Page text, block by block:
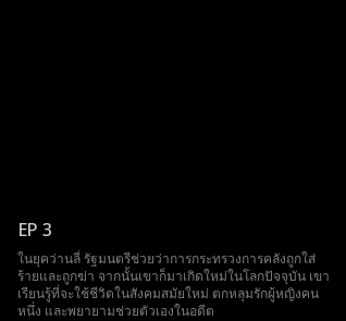
EP 3
ในยุคว่านลี่ รัฐมนตรีช่วยว่าการกระทรวงการคลังถูกใส่
ร้ายและถูกฆ่า จากนั้นเขาก็มาเกิดใหม่ในโลกปัจจุบัน เขา
เรียนรู้ที่จะใช้ชีวิตในสังคมสมัยใหม่ ตกหลุมรักผู้หญิงคน
หนึ่ง และพยายามช่วยตัวเองในอดีต